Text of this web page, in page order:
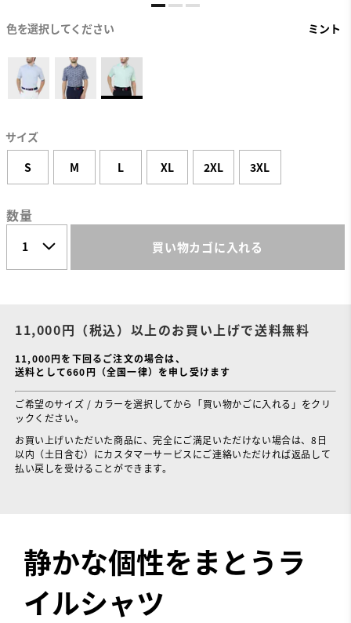
色を選択してください ミント
サイズ
S
M L XL 2XL 3XL
数量
買い物カゴに入れる
11,000円（税込）以上のお買い上げで送料無料
11,000円を下回るご注文の場合は、
送料として660円（全国一律）を申し受けます
ご希望のサイズ / カラーを選択してから「買い物かごに入れる」をクリ
ックください。
お買い上げいただいた商品に、完全にご満足いただけない場合は、8日
以内（土日含む）にカスタマーサービスにご連絡いただければ返品して
払い戻しを受けることができます。
静かな個性をまとうラ
イルシャツ